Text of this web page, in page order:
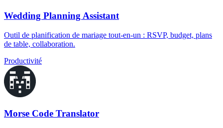
Wedding Planning Assistant
Outil de planification de mariage tout-en-un : RSVP, budget, plans
de table, collaboration.
Productivité
Morse Code Translator